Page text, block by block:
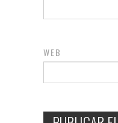
WEB